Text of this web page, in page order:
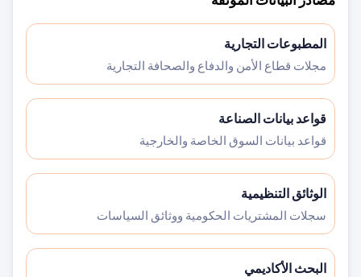
المطبوعات التجارية
مجلات قطاع الأمن والدفاع والصحافة التجارية
قواعد بيانات الصناعة
قواعد بيانات السوق الخاصة والخارجية
الوثائق التنظيمية
سجلات المشتريات الحكومية ووثائق السياسات
البحث الأكاديمي